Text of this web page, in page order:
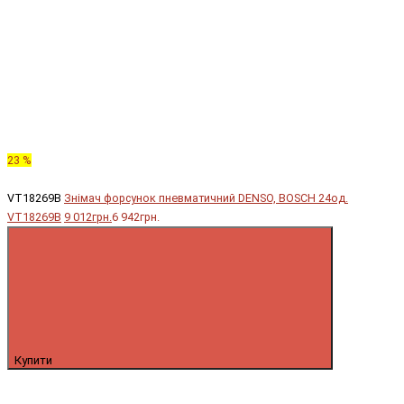
23 %
VT18269B Знімач форсунок пневматичний DENSO, BOSCH 24од.
VT18269B 9 012грн.6 942грн.
Купити